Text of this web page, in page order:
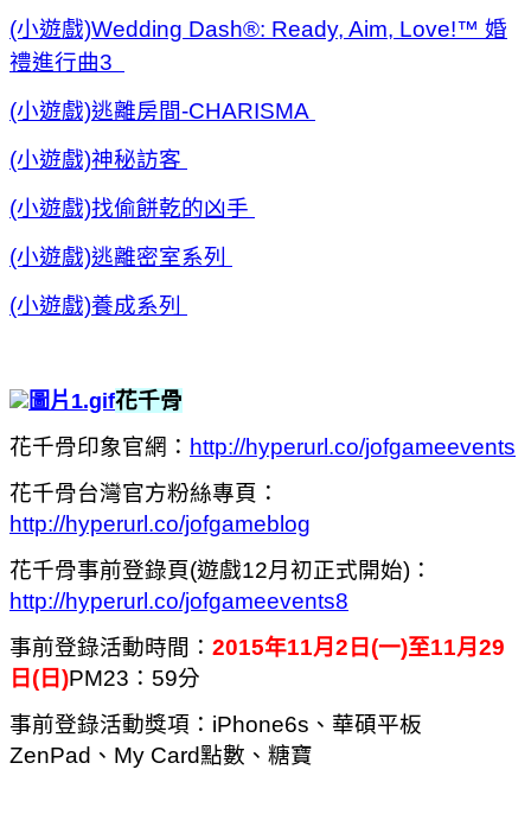
(小遊戲)Wedding Dash®: Ready, Aim, Love!™ 婚
禮進行曲3
(小遊戲)逃離房間-CHARISMA
(小遊戲)神秘訪客
(小遊戲)找偷餅乾的凶手
(小遊戲)逃離密室系列
(小遊戲)養成系列
花千骨
花千骨印象官網： http://hyperurl.co/jofgameevents
花千骨台灣官方粉絲專頁 ：
http://hyperurl.co/jofgameblog
花千骨事前登錄頁(遊戲12月初正式開始) ：
http://hyperurl.co/jofgameevents8
事前登錄活動時間： 2015年11月2日(一)至11月29
日(日)PM23：59分
事前登錄活動獎項：iPhone6s、華碩平板
ZenPad、My Card點數、糖寶